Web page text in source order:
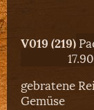
V019 (219)
17.90
gebratene
Gemüse